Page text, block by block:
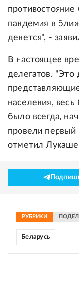
противостояние
пандемия в
денется", -
В настоящее
делегатов.
населения, весь
было всегда,
провели первый
отметил
РУБРИКИ
Беларусь